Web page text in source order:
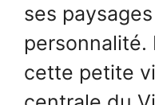
ses
personnalité.
cette petite